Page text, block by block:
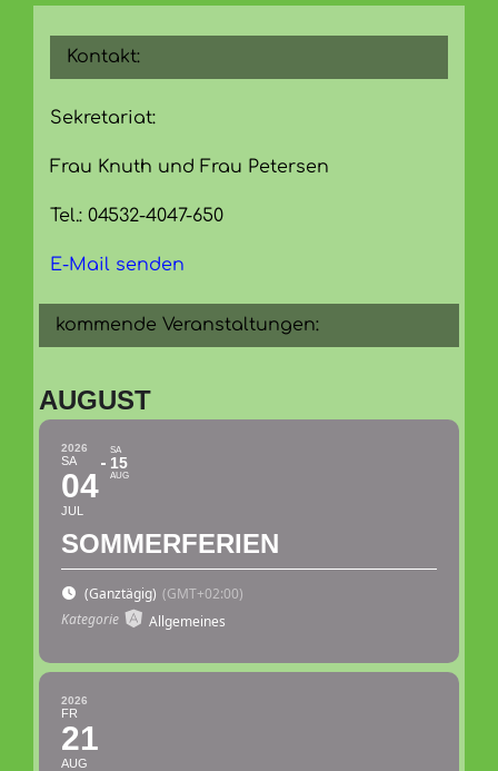
Kontakt:
Sekretariat:
Frau Knuth und Frau Petersen
Tel.: 04532-4047-650
E-Mail senden
kommende Veranstaltungen:
AUGUST
2026
SA
04
JUL
SA
15
AUG
SOMMERFERIEN
(Ganztägig) (GMT+02:00)
Kategorie
Allgemeines
2026
FR
21
AUG